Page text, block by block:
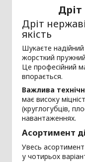
Дріт
якість
Шукаєте
жорсткий
Це професійний
впорається.
Важлива
має високу
(круглогубців,
навантаженнях.
Асортимент
Увесь
у чотирьох